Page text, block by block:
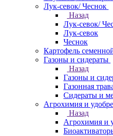
Лук-севок/ Чеснок
Назад
Лук-севок/
Лук-севок
Чеснок
Картофель
Газоны и сидераты
Назад
Газоны и
Газонная
Сидераты и
Агрохимия и
Назад
Агрохимия и